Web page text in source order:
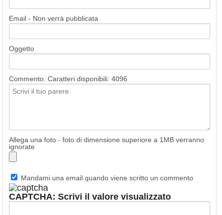
Email - Non verrà pubblicata
Oggetto
Commento. Caratteri disponibili: 4096
Allega una foto - foto di dimensione superiore a 1MB verranno
ignorate
Mandami una email quando viene scritto un commento
CAPTCHA: Scrivi il valore visualizzato